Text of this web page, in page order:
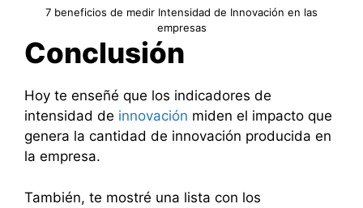
7 beneficios de medir Intensidad de Innovación en las
empresas
Conclusión
Hoy te enseñé que los indicadores de
intensidad de innovación miden el impacto que
genera la cantidad de innovación producida en
la empresa.
También, te mostré una lista con los